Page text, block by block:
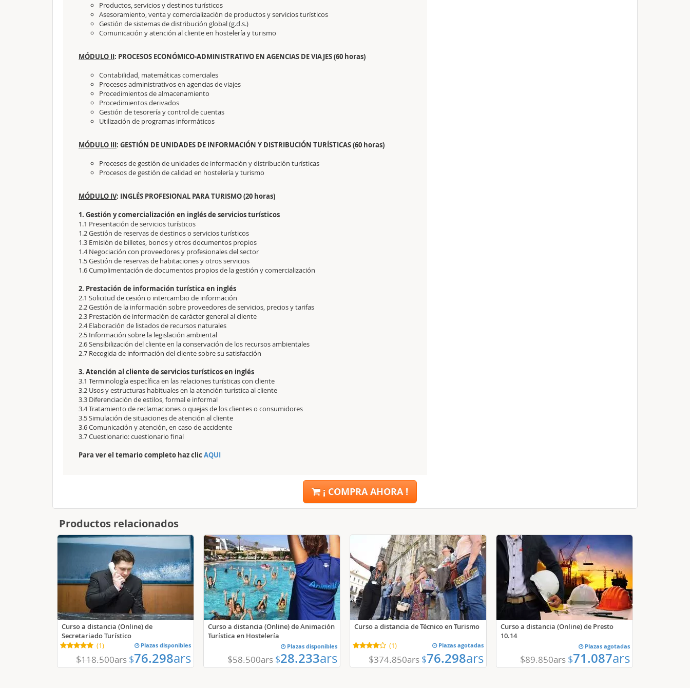
Productos, servicios y destinos turísticos
Asesoramiento, venta y comercialización de productos y servicios turísticos
Gestión de sistemas de distribución global (g.d.s.)
Comunicación y atención al cliente en hostelería y turismo
MÓDULO II: PROCESOS ECONÓMICO-ADMINISTRATIVO EN AGENCIAS DE VIAJES (60 horas)
Contabilidad, matemáticas comerciales
Procesos administrativos en agencias de viajes
Procedimientos de almacenamiento
Procedimientos derivados
Gestión de tesorería y control de cuentas
Utilización de programas informáticos
MÓDULO III: GESTIÓN DE UNIDADES DE INFORMACIÓN Y DISTRIBUCIÓN TURÍSTICAS (60 horas)
Procesos de gestión de unidades de información y distribución turísticas
Procesos de gestión de calidad en hostelería y turismo
MÓDULO IV: INGLÉS PROFESIONAL PARA TURISMO (20 horas)
1. Gestión y comercialización en inglés de servicios turísticos
1.1 Presentación de servicios turísticos
1.2 Gestión de reservas de destinos o servicios turísticos
1.3 Emisión de billetes, bonos y otros documentos propios
1.4 Negociación con proveedores y profesionales del sector
1.5 Gestión de reservas de habitaciones y otros servicios
1.6 Cumplimentación de documentos propios de la gestión y comercialización
2. Prestación de información turística en inglés
2.1 Solicitud de cesión o intercambio de información
2.2 Gestión de la información sobre proveedores de servicios, precios y tarifas
2.3 Prestación de información de carácter general al cliente
2.4 Elaboración de listados de recursos naturales
2.5 Información sobre la legislación ambiental
2.6 Sensibilización del cliente en la conservación de los recursos ambientales
2.7 Recogida de información del cliente sobre su satisfacción
3. Atención al cliente de servicios turísticos en inglés
3.1 Terminología específica en las relaciones turísticas con cliente
3.2 Usos y estructuras habituales en la atención turística al cliente
3.3 Diferenciación de estilos, formal e informal
3.4 Tratamiento de reclamaciones o quejas de los clientes o consumidores
3.5 Simulación de situaciones de atención al cliente
3.6 Comunicación y atención, en caso de accidente
3.7 Cuestionario: cuestionario final
Para ver el temario completo haz clic AQUI
¡ COMPRA AHORA !
Productos relacionados
Curso a distancia (Online) de
Secretariado Turístico
(1) Plazas disponibles
$118.500ars $76.298ars
Curso a distancia (Online) de Animación
Turística en Hostelería
Plazas disponibles
$58.500ars $28.233ars
Curso a distancia de Técnico en Turismo
(1) Plazas agotadas
$374.850ars $76.298ars
Curso a distancia (Online) de Presto
10.14
Plazas agotadas
$89.850ars $71.087ars